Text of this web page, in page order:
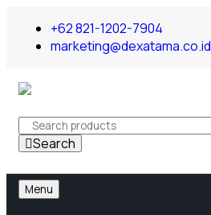
+62 821-1202-7904
marketing@dexatama.co.id
Search
Menu